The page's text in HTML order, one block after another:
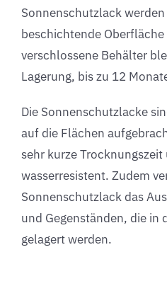
Sonnenschutzlack
beschichtende
verschlossene Behälter
Lagerung, bis zu 12
Die Sonnenschutzlacke
auf die Flächen
sehr kurze
wasserresistent. Zudem
Sonnenschutzlack das
und Gegenständen, die in
gelagert werden.